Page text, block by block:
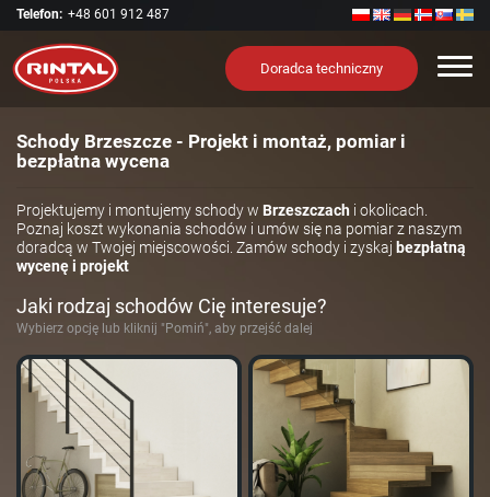
Telefon: +48 601 912 487
Doradca techniczny
Schody Brzeszcze - Projekt i montaż, pomiar i
bezpłatna wycena
Projektujemy i montujemy schody w Brzeszczach i okolicach.
Poznaj koszt wykonania schodów i umów się na pomiar z naszym
doradcą w Twojej miejscowości. Zamów schody i zyskaj bezpłatną
wycenę i projekt
Jaki rodzaj schodów Cię interesuje?
Wybierz opcję lub kliknij "Pomiń", aby przejść dalej